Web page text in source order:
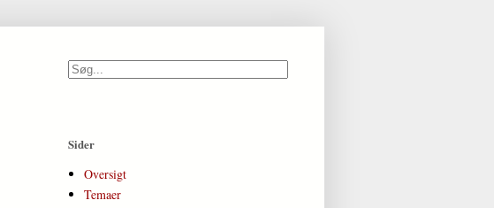
Sider
Oversigt
Temaer